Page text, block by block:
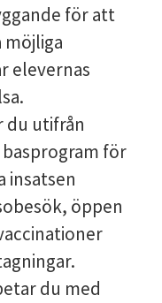
för att
möjliga
elevernas
du utifrån
för
insatsen
öppen
du med